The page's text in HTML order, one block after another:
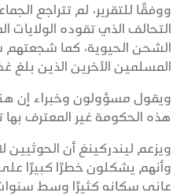
ووفقًا للتقرير، لم تتراجع
التحالف الذي تقوده
الشحن الحيوية، كما شجعتهم
المسلمين الآخرين الذين بلغ
ويقول مسؤولون وخبراء إن
هذه الحكومة غير المعترف
ويزعم ليندركينغ أن
وأنهم يشكلون خطرًا كبيرًا على
عانى سكانه كثيرًا وسط